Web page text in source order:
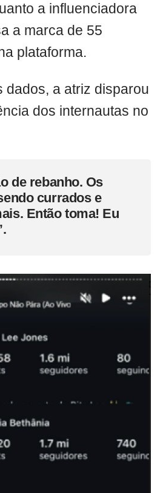
a influenciadora
a marca de 55
plataforma.
dados, a atriz disparou
dos internautas no
de rebanho. Os
currados e
Então toma! Eu